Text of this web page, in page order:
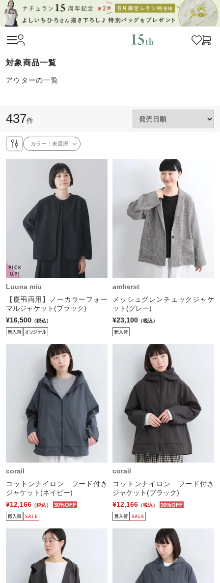
アウターの一覧
437件
カラー：未選択
Luuna miu
【慶弔両用】ノーカラーフォー
マルジャケット(ブラック)
¥16,500 （税込）
amherst
メッシュグレンチェックジャケ
ット(グレー)
¥23,100 （税込）
corail
コットンナイロン フード付き
ジャケット(ネイビー)
¥12,166 （税込） 30%OFF
corail
コットンナイロン フード付き
ジャケット(ブラック)
¥12,166 （税込） 30%OFF